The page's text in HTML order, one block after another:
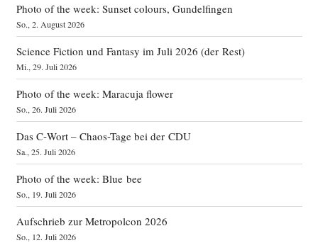
Photo of the week: Sunset colours, Gundelfingen
So., 2. August 2026
Science Fiction und Fantasy im Juli 2026 (der Rest)
Mi., 29. Juli 2026
Photo of the week: Maracuja flower
So., 26. Juli 2026
Das C‑Wort – Chaos-Tage bei der CDU
Sa., 25. Juli 2026
Photo of the week: Blue bee
So., 19. Juli 2026
Aufschrieb zur Metropolcon 2026
So., 12. Juli 2026